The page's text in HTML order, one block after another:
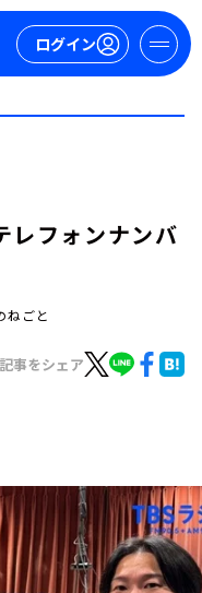
ログイン
レフォンナンバ
ねごと
事をシェア